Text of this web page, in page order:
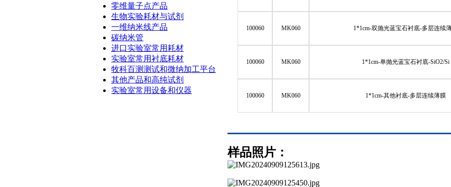
零维量子点产品
生物实验耗材与试剂
一维纳米线产品
碳纳米管
进口实验室常用耗材
实验室常用衬底耗材
牧科百测测试和微纳加工平台
其他产品和高纯试剂
实验室常用设备和仪器
100060 MK060 1*1cm-双抛光蓝宝石衬底-多层连续
100060 MK060 1*1cm-单抛光蓝宝石衬底-SiO2/Si
100060 MK060 1*1cm-其他衬底-多层连续薄膜
样品照片：